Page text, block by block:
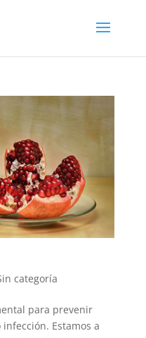
categoría
para prevenir
Estamos a